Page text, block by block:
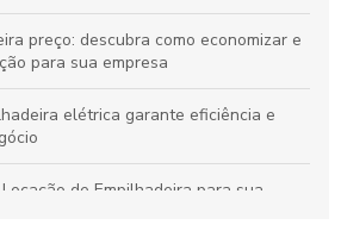
preço: descubra como economizar e
para sua empresa
elétrica garante eficiência e
de Empilhadeira para sua